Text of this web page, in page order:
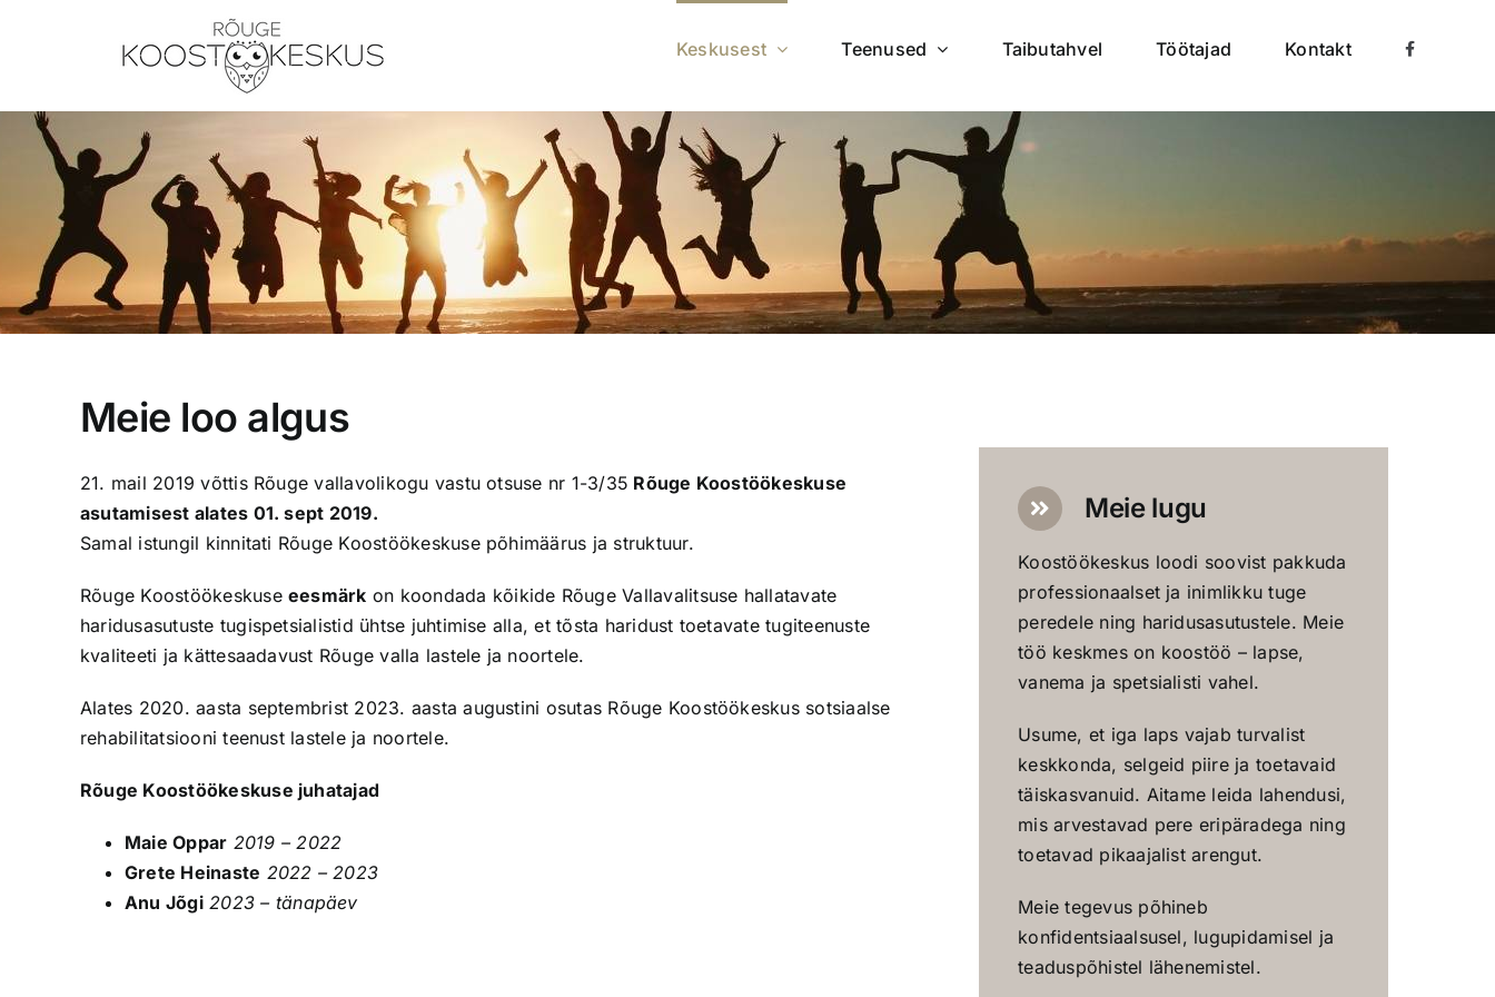
Keskusest Teenused Taibutahvel Töötajad Kontakt
Meie loo algus
21. mail 2019 võttis Rõuge vallavolikogu vastu otsuse nr 1-3/35 Rõuge Koostöökeskuse
asutamisest alates 01. sept 2019.
Samal istungil kinnitati Rõuge Koostöökeskuse põhimäärus ja struktuur.
Rõuge Koostöökeskuse eesmärk on koondada kõikide Rõuge Vallavalitsuse hallatavate
haridusasutuste tugispetsialistid ühtse juhtimise alla, et tõsta haridust toetavate tugiteenuste
kvaliteeti ja kättesaadavust Rõuge valla lastele ja noortele.
Alates 2020. aasta septembrist 2023. aasta augustini osutas Rõuge Koostöökeskus sotsiaalse
rehabilitatsiooni teenust lastele ja noortele.
Rõuge Koostöökeskuse juhatajad
Maie Oppar 2019 – 2022
Grete Heinaste 2022 – 2023
Anu Jõgi 2023 – tänapäev
Meie lugu
Koostöökeskus loodi soovist pakkuda
professionaalset ja inimlikku tuge
peredele ning haridusasutustele. Meie
töö keskmes on koostöö – lapse,
vanema ja spetsialisti vahel.
Usume, et iga laps vajab turvalist
keskkonda, selgeid piire ja toetavaid
täiskasvanuid. Aitame leida lahendusi,
mis arvestavad pere eripäradega ning
toetavad pikaajalist arengut.
Meie tegevus põhineb
konfidentsiaalsusel, lugupidamisel ja
teaduspõhistel lähenemistel.